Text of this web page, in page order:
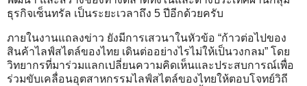
ธุรกิจเซ็นทรัล เป็นระยะเวลาถึง 5 ปีอีกด้วยครับ
ภายในงานแถลงข่าว ยังมีการเสวนาในหัวข้อ “ก้าวต่อไปของ
สินค้าไลฟ์สไตล์ของไทย เดินต่ออย่างไรไม่ให้เป็นวงกลม” โดย
วิทยากรที่มาร่วมแลกเปลี่ยนความคิดเห็นและประสบการณ์เพื่อ
ร่วมขับเคลื่อนอุตสาหกรรมไลฟ์สไตล์ของไทยให้ตอบโจทย์วิถี